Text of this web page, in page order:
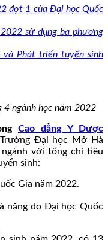
đợt 1 của Đại học Quốc
sử dụng ba phương
và Phát triển tuyển sinh
4 ngành học năm 2022
Cao đẳng Y Dược
Đại học Mở Hà
với tổng chỉ tiêu
sinh:
Gia năm 2022.
năng do Đại học Quốc